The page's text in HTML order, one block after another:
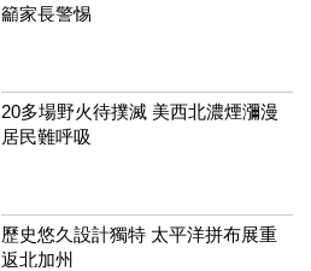
籲家長警惕
20多場野火待撲滅 美西北濃煙瀰漫
居民難呼吸
歷史悠久設計獨特 太平洋拼布展重
返北加州